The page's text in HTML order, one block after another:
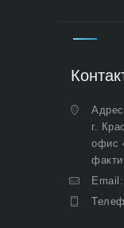
г.
офис
Email: